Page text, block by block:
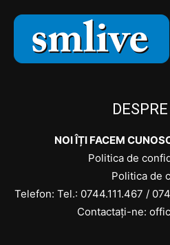
NOI ÎȚI FACEM
Politica de
Politica de
Telefon: Tel.: 0744.111.467 /
Contactați-ne: